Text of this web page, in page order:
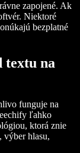
zapojené. Ak
Niektoré
bezplatné
textu na
funguje na
ľahko
ktorá znie
hlasu,